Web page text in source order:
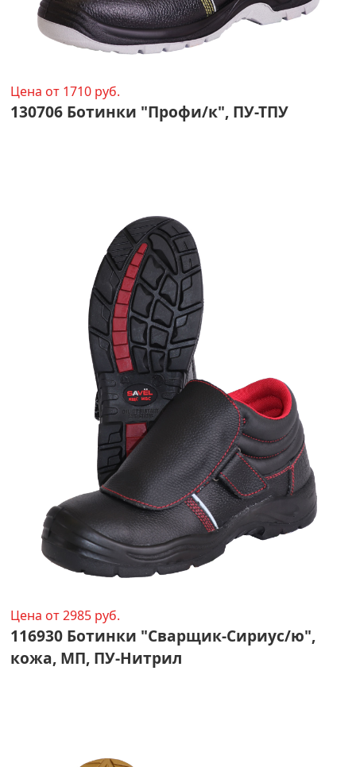
Цена от 1710 руб.
130706 Ботинки "Профи/к", ПУ-ТПУ
Цена от 2985 руб.
116930 Ботинки "Сварщик-Сириус/ю",
кожа, МП, ПУ-Нитрил